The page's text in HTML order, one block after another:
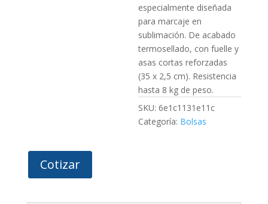
especialmente diseñada
para marcaje en
sublimación. De acabado
termosellado, con fuelle y
asas cortas reforzadas
(35 x 2,5 cm). Resistencia
hasta 8 kg de peso.
SKU:6e1c1131e11c
Categoría: Bolsas
Cotizar